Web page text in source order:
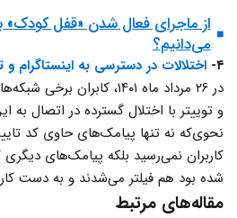
از ماجرای فعال شدن «قفل کودک»
می‌دانیم؟
۴- اختلالات در دسترسی به اینستاگرام و
در ۲۶ مرداد ماه ۱۴۰۱،
و توییتر با اختلال گسترده در اتصال به
نحوی‌که نه تنها پیامک‌های حاوی کد
شده بود هم فیلتر می‌شدند و به دست
مقاله‌های مرتبط